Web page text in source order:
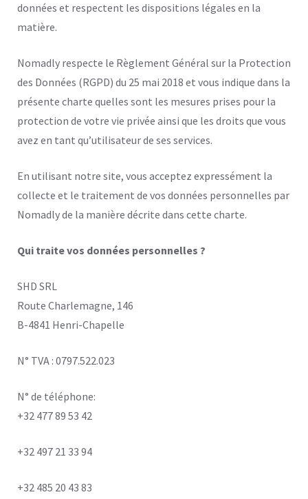
données et respectent les dispositions légales en la
matière.
Nomadly respecte le Règlement Général sur la Protection
des Données (RGPD) du 25 mai 2018 et vous indique dans la
présente charte quelles sont les mesures prises pour la
protection de votre vie privée ainsi que les droits que vous
avez en tant qu’utilisateur de ses services.
En utilisant notre site, vous acceptez expressément la
collecte et le traitement de vos données personnelles par
Nomadly de la manière décrite dans cette charte.
Qui traite vos données personnelles ?
SHD SRL
Route Charlemagne, 146
B-4841 Henri-Chapelle
N° TVA : 0797.522.023
N° de téléphone:
+32 477 89 53 42
+32 497 21 33 94
+32 485 20 43 83